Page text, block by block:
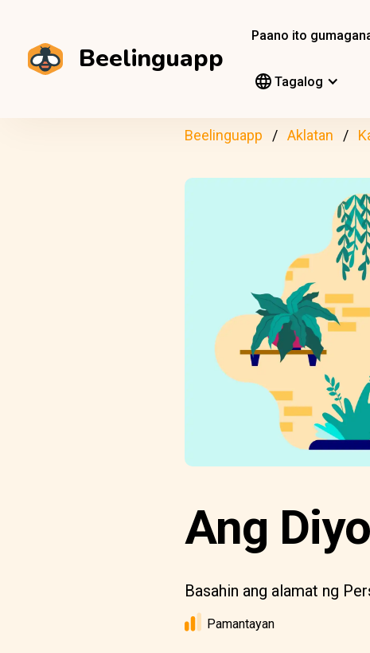
Beelinguapp
Paano ito
Tagalog
Beelinguapp Aklatan
Ang
Basahin ang alamat ng
Pamantayan